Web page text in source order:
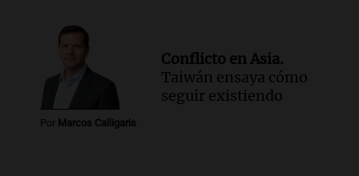
Por Marcos Calligaris
Conflicto en Asia.
Taiwán ensaya cómo
seguir existiendo